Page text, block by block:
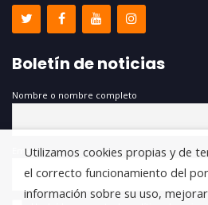
Boletín de noticias
Nombre o nombre completo
Email
Utilizamos cookies propias y de
el correcto funcionamiento del
información sobre su uso,